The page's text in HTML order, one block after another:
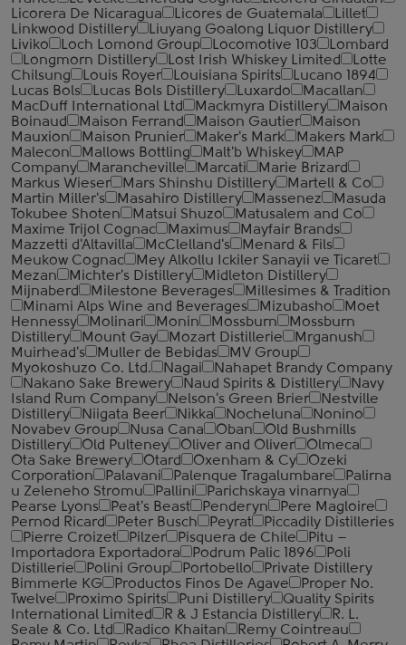
Licorera De Nicaragua
Licores de Guatemala
Lillet
Linkwood Distillery
Liuyang Goalong Liquor Distillery
Liviko
Loch Lomond Group Locomotive 103
Lombard
Longmorn Distillery
Lost Irish Whiskey Limited
Lotte
Chilsung
Louis Royer Louisiana Spirits
Lucano 1894
Lucas Bols
Lucas Bols Distillery Luxardo
Macallan
MacDuff International Ltd
Mackmyra Distillery
Maison
Boinaud
Maison Ferrand Maison Gautier
Maison
Mauxion
Maison Prunier Maker's Mark
Makers Mark
Malecon
Mallows Bottling Malt'b Whiskey
MAP
Company
Marancheville Marcati
Marie Brizard
Markus Wieser
Mars Shinshu Distillery
Martell & Co
Martin Miller's
Masahiro Distillery Massenez
Masuda
Tokubee Shoten
Matsui Shuzo
Matusalem and Co
Maxime Trijol Cognac
Maximus
Mayfair Brands
Mazzetti d'Altavilla
McClelland's
Menard & Fils
Meukow Cognac
Mey Alkollu Ickiler Sanayii ve Ticaret
Mezan
Michter's Distillery
Midleton Distillery
Mijnaberd
Milestone Beverages
Millesimes & Tradition
Minami Alps Wine and Beverages
Mizubasho
Moet
Hennessy
Molinari Monin Mossburn
Mossburn
Distillery
Mount Gay Mozart Distillerie
Mrganush
Muirhead's
Muller de Bebidas
MV Group
Myokoshuzo Co. Ltd.
Nagai
Nahapet Brandy Company
Nakano Sake Brewery
Naud Spirits & Distillery
Navy
Island Rum Company
Nelson's Green Brier
Nestville
Distillery
Niigata Beer Nikka Nocheluna
Nonino
Novabev Group
Nusa Cana Oban
Old Bushmills
Distillery
Old Pulteney Oliver and Oliver
Olmeca
Ota Sake Brewery
Otard Oxenham & Cy
Ozeki
Corporation
Palavani Palenque Tragalumbare
Palirna
u Zeleneho Stromu
Pallini
Parichskaya vinarnya
Pearse Lyons
Peat's Beast Penderyn
Pere Magloire
Pernod Ricard
Peter Busch Peyrat
Piccadily Distilleries
Pierre Croizet
Pilzer Pisquera de Chile
Pitu –
Importadora Exportadora
Podrum Palic 1896
Poli
Distillerie
Polini Group Portobello
Private Distillery
Bimmerle KG
Productos Finos De Agave
Proper No.
Twelve
Proximo Spirits Puni Distillery
Quality Spirits
International Limited
R & J Estancia Distillery
R. L.
Seale & Co. Ltd
Radico Khaitan
Remy Cointreau